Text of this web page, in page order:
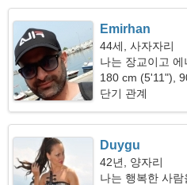
Emirhan
44세, 사자자리
나는 장교이고
180 cm (5'11"),
단기 관계
Duygu
42년, 양자리
나는 행복한 사